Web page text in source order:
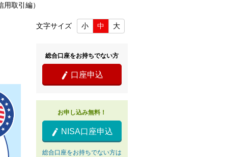
取引編）
文字サイズ 小 中 大
総合口座をお持ちでない方
 口座申込
お申し込み無料！
 NISA口座申込
総合口座をお持ちでない方は